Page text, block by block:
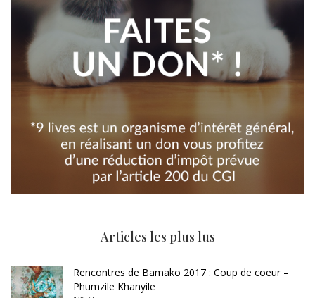
Articles les plus lus
Rencontres de Bamako 2017 : Coup de coeur –
Phumzile Khanyile